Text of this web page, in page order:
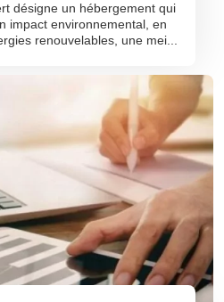
désigne un hébergement qui
impact environnemental, en
renouvelables, une mei...